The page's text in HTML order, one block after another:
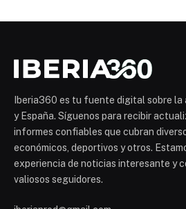
Iberia360 es tu fuente digital sobre
y España. Síguenos para recibir
informes confiables que cubran
económicos, deportivos y otros.
experiencia de noticias interesante y
valiosos seguidores.